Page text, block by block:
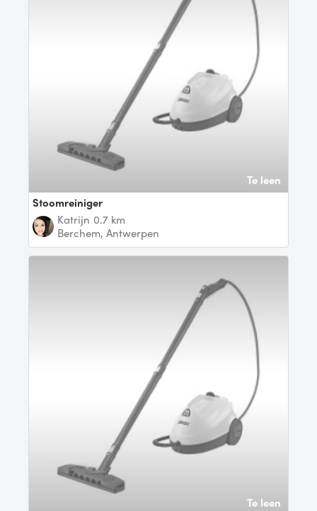
Te leen
Stoomreiniger
Katrijn 0.7 km
Berchem, Antwerpen
Te leen